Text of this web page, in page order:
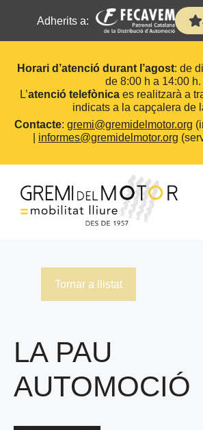
Adherits a:
Horari d’atenció durant l’agost: de
de 8:00 h a 14:00 h.
L’atenció telefònicaes realitzarà a
indicats a la capçalera de
Contacte: gremi@gremidelmotor.org
informes@gremidelmotor.org
contingut
Tornar a llistat
LA PAU
AUTOMOCIÓ